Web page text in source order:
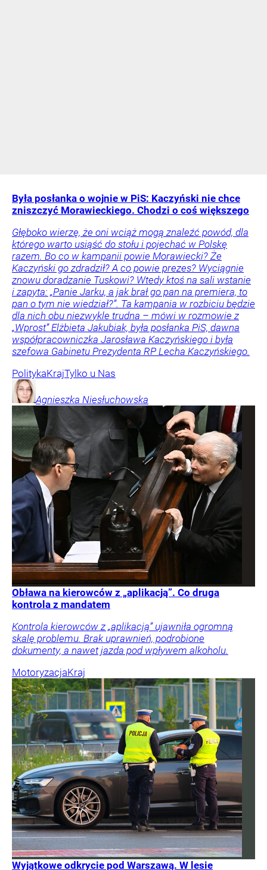
Była posłanka o wojnie w PiS: Kaczyński nie chce
zniszczyć Morawieckiego. Chodzi o coś większego
Głęboko wierzę, że oni wciąż mogą znaleźć powód, dla
którego warto usiąść do stołu i pojechać w Polskę
razem. Bo co w kampanii powie Morawiecki? Że
Kaczyński go zdradził? A co powie prezes? Wyciągnie
znowu doradzanie Tuskowi? Wtedy ktoś na sali wstanie
i zapyta: „Panie Jarku, a jak brał go pan na premiera, to
pan o tym nie wiedział?”. Ta kampania w rozbiciu będzie
dla nich obu niezwykle trudna – mówi w rozmowie z
„Wprost” Elżbieta Jakubiak, była posłanka PiS, dawna
współpracowniczka Jarosława Kaczyńskiego i była
szefowa Gabinetu Prezydenta RP Lecha Kaczyńskiego.
PolitykaKrajTylko u Nas
Agnieszka Niesłuchowska
Obława na kierowców z „aplikacją”. Co druga
kontrola z mandatem
Kontrola kierowców z „aplikacją” ujawniła ogromną
skalę problemu. Brak uprawnień, podrobione
dokumenty, a nawet jazda pod wpływem alkoholu.
MotoryzacjaKraj
Wyjątkowe odkrycie pod Warszawą. W lesie